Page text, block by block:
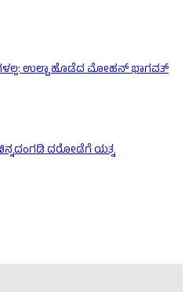
ಉಲ್ಟಾ ಹೊಡೆದ ಮೋಹನ್ ಭಾಗವತ್
ದರೋಡೆಗೆ ಯತ್ನ